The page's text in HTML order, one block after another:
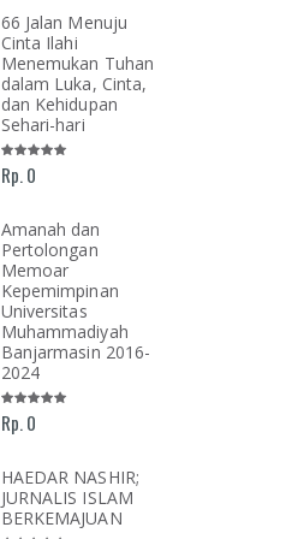
66 Jalan Menuju
Cinta Ilahi
Menemukan Tuhan
dalam Luka, Cinta,
dan Kehidupan
Sehari-hari
Rp. 0
Amanah dan
Pertolongan
Memoar
Kepemimpinan
Universitas
Muhammadiyah
Banjarmasin 2016-
2024
Rp. 0
HAEDAR NASHIR;
JURNALIS ISLAM
BERKEMAJUAN